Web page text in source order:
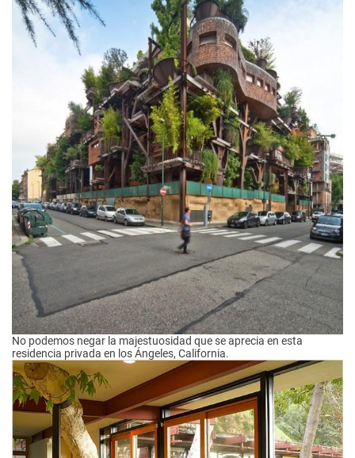
No podemos negar la majestuosidad que se aprecia en esta
residencia privada en los Ángeles, California.